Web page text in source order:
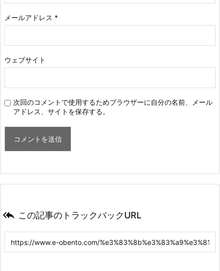
メールアドレス *
ウェブサイト
次回のコメントで使用するためブラウザーに自分の名前、メール
アドレス、サイトを保存する。
 この記事のトラックバックURL